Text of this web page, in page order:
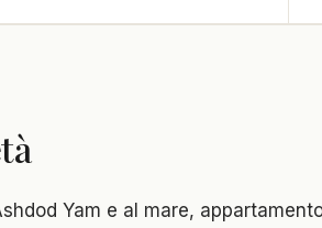
Yam e al mare,